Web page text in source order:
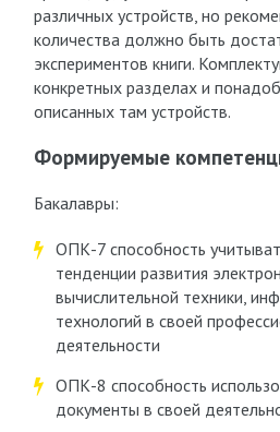
различных устройств, но
количества должно быть
экспериментов книги.
конкретных разделах и
описанных там устройств.
Формируемые
Бакалавры:
ОПК-7 способность
тенденции развития
вычислительной техники,
технологий в своей
деятельности
ОПК-8 способность
документы в своей